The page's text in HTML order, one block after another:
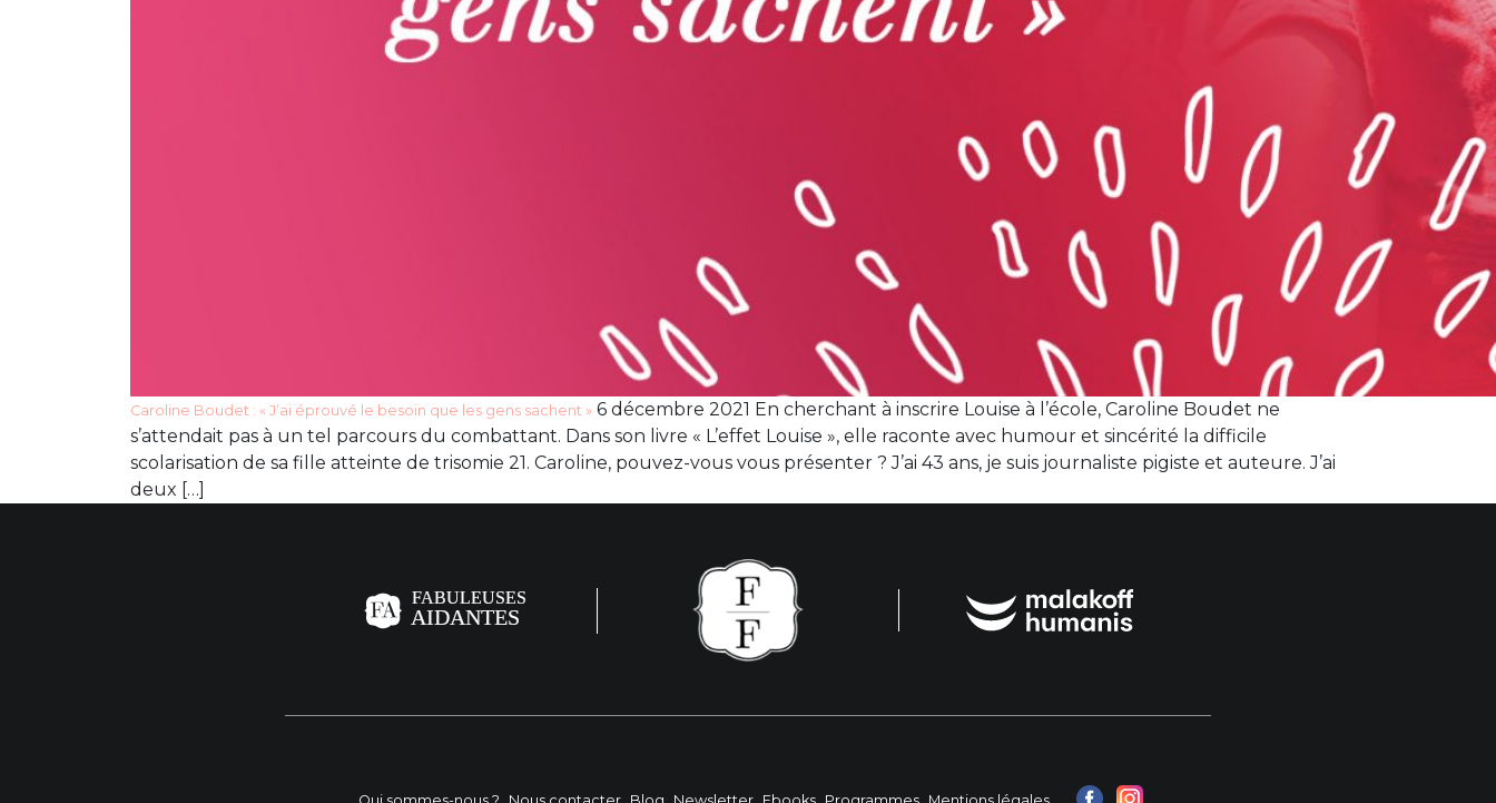
Caroline Boudet : « J’ai éprouvé le besoin que les gens sachent » 6 décembre 2021 En cherchant à inscrire Louise à l’école, Caroline Boudet ne
s’attendait pas à un tel parcours du combattant. Dans son livre « L’effet Louise », elle raconte avec humour et sincérité la difficile
scolarisation de sa fille atteinte de trisomie 21. Caroline, pouvez-vous vous présenter ? J’ai 43 ans, je suis journaliste pigiste et auteure. J’ai
deux […]